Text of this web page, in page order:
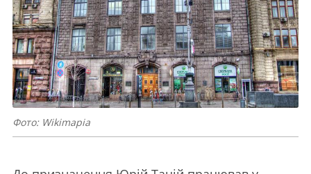
Фото: Wikimapia